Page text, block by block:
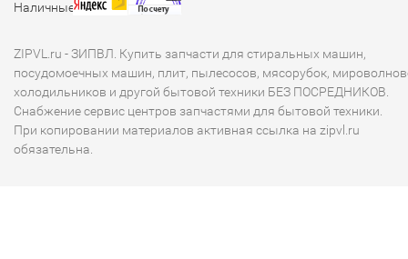
ZIPVL.ru - ЗИПВЛ. Купить запчасти для стиральных машин,
посудомоечных машин, плит, пылесосов, мясорубок,
холодильников и другой бытовой техники БЕЗ ПОСРЕДНИКОВ.
Снабжение сервис центров запчастями для бытовой техники.
При копировании материалов активная ссылка на zipvl.ru
обязательна.